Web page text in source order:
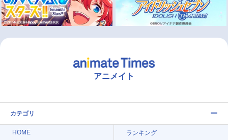
アニメイト
カテゴリ
HOME ランキング